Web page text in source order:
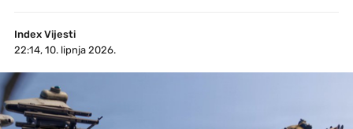
Index Vijesti
22:14, 10. lipnja 2026.